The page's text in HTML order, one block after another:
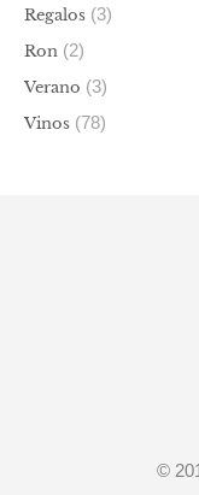
Regalos (3)
Ron (2)
Verano (3)
Vinos (78)
©